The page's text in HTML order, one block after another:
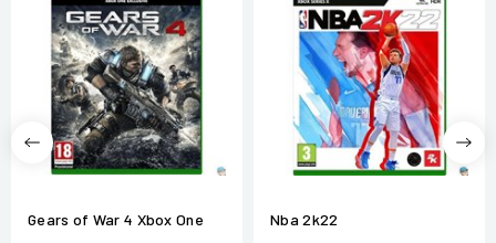
Gears of War 4 Xbox One Nba 2k22